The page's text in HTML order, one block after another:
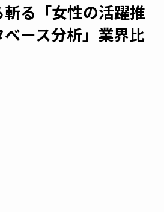
る「女性の活躍推
ース分析」業界比